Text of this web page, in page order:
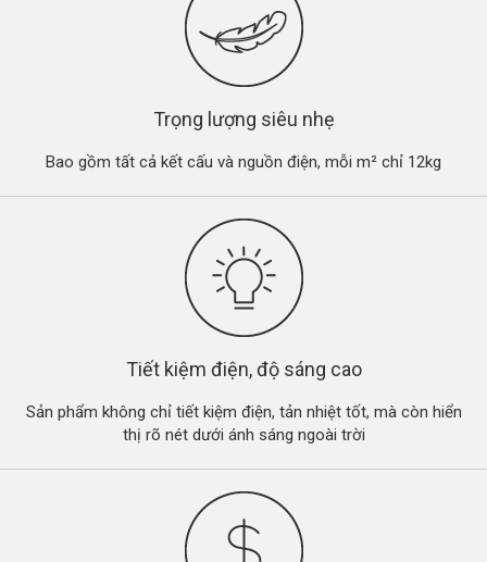
Trọng lượng siêu nhẹ
Bao gồm tất cả kết cấu và nguồn điện, mỗi m² chỉ 12kg
Tiết kiệm điện, độ sáng cao
Sản phẩm không chỉ tiết kiệm điện, tản nhiệt tốt, mà còn hiển
thị rõ nét dưới ánh sáng ngoài trời